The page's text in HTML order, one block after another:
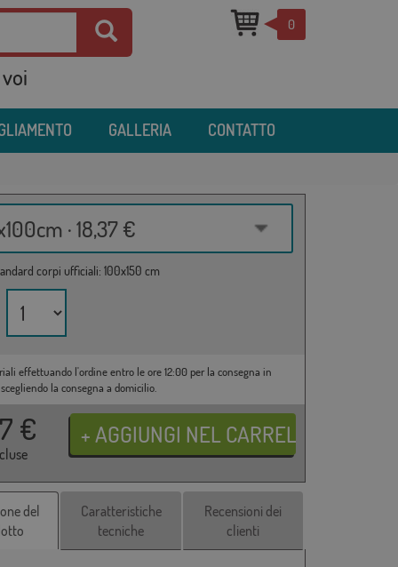
0
GALLERIA CONTATTO
· 18,37 €
corpi ufficiali: 100x150 cm
effettuando l'ordine entro le ore 12:00 per la consegna in
la consegna a domicilio.
€
del
Caratteristiche
tecniche
Recensioni dei
clienti